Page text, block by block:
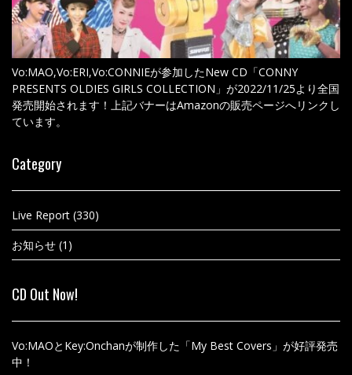
Vo:MAO,Vo:ERI,Vo:CONNIEが参加したNew CD「CONNY
PRESENTS OLDIES GIRLS COLLECTION」が2022/11/25より全国
発売開始されます！上記バナーはAmazonの販売ページへリンクし
ています。
Category
Live Report (330)
お知らせ (1)
CD Out Now!
Vo:MAOとKey:Onchanが制作した「My Best Covers」が好評発売
中！